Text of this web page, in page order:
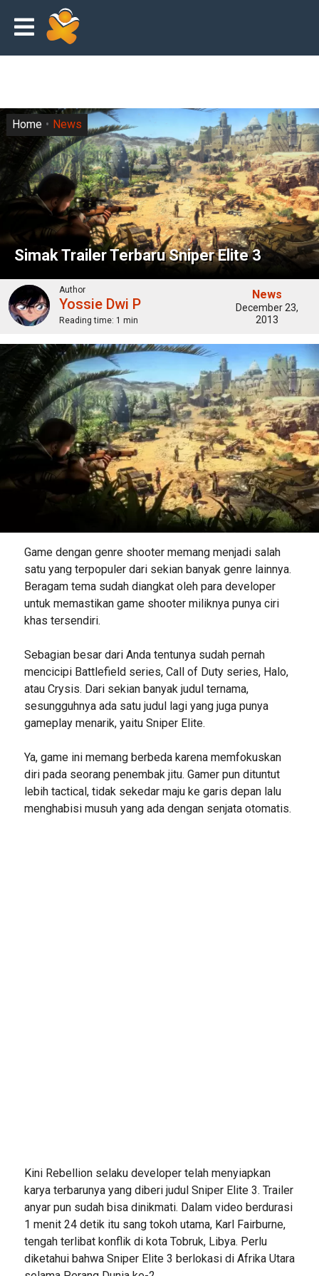
Simak Trailer Terbaru Sniper Elite 3
Home News
Author
Yossie Dwi P
Reading time: 1 min
News
December 23,
2013
Game dengan genre shooter memang menjadi salah
satu yang terpopuler dari sekian banyak genre lainnya.
Beragam tema sudah diangkat oleh para developer
untuk memastikan game shooter miliknya punya ciri
khas tersendiri.
Sebagian besar dari Anda tentunya sudah pernah
mencicipi Battlefield series, Call of Duty series, Halo,
atau Crysis. Dari sekian banyak judul ternama,
sesungguhnya ada satu judul lagi yang juga punya
gameplay menarik, yaitu Sniper Elite.
Ya, game ini memang berbeda karena memfokuskan
diri pada seorang penembak jitu. Gamer pun dituntut
lebih tactical, tidak sekedar maju ke garis depan lalu
menghabisi musuh yang ada dengan senjata otomatis.
Kini Rebellion selaku developer telah menyiapkan
karya terbarunya yang diberi judul Sniper Elite 3. Trailer
anyar pun sudah bisa dinikmati. Dalam video berdurasi
1 menit 24 detik itu sang tokoh utama, Karl Fairburne,
tengah terlibat konflik di kota Tobruk, Libya. Perlu
diketahui bahwa Sniper Elite 3 berlokasi di Afrika Utara